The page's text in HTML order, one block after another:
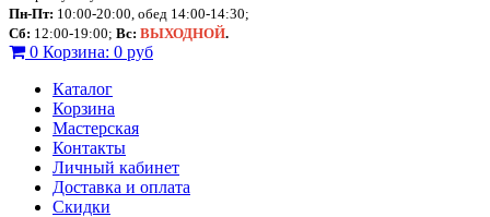
Пн-Пт: 10:00-20:00, обед 14:00-14:30;
Сб: 12:00-19:00; Вс: ВЫХОДНОЙ.
0 Корзина: 0 руб
Каталог
Корзина
Мастерская
Контакты
Личный кабинет
Доставка и оплата
Скидки